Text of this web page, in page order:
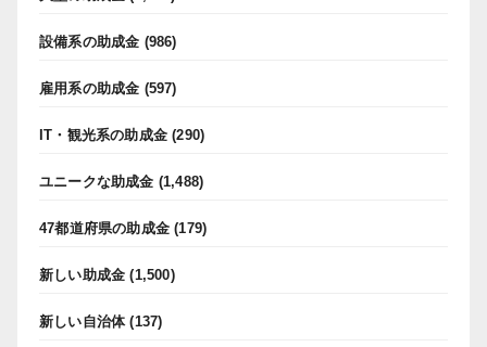
設備系の助成金 (986)
雇用系の助成金 (597)
IT・観光系の助成金 (290)
ユニークな助成金 (1,488)
47都道府県の助成金 (179)
新しい助成金 (1,500)
新しい自治体(137)